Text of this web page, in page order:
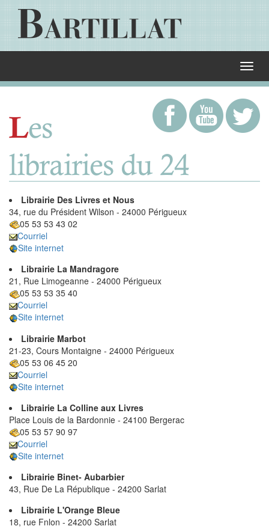
Les
librairies du 24
Librairie Des Livres et Nous
34, rue du Président Wilson - 24000 Périgueux
05 53 53 43 02
Courriel
Site internet
Librairie La Mandragore
21, Rue Limogeanne - 24000 Périgueux
05 53 53 35 40
Courriel
Site internet
Librairie Marbot
21-23, Cours Montaigne - 24000 Périgueux
05 53 06 45 20
Courriel
Site internet
Librairie La Colline aux Livres
Place Louis de la Bardonnie - 24100 Bergerac
05 53 57 90 97
Courriel
Site internet
Librairie Binet- Aubarbier
43, Rue De La République - 24200 Sarlat
Librairie L'Orange Bleue
18, rue Fnlon - 24200 Sarlat